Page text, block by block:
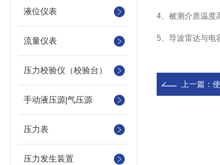
液位仪表
流量仪表
压力校验仪（校验台）
手动液压源|气压源
压力表
压力发生装置
4、被测介质温度
5、导波雷达与电
上一篇：